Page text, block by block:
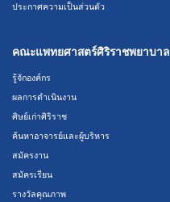
ประกาศความเป็นส่วนตัว
คณะแพทยศาสตร์ศิริราชพยาบาล
รู้จักองค์กร
ผลการดำเนินงาน
ศิษย์เก่าศิริราช
ค้นหาอาจารย์และผู้บริหาร
สมัครงาน
สมัครเรียน
รางวัลคุณภาพ